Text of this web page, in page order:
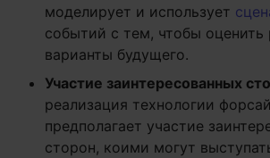
моделирует и использует
событий с тем, чтобы оценить
варианты будущего.
Участие заинтересованных
реализация технологии
предполагает участие
сторон, коими могут